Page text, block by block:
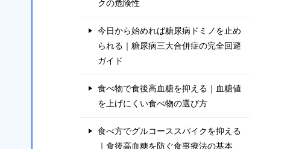
クの危険性
今日から始めれば糖尿病ドミノを止め
られる｜糖尿病三大合併症の完全回避
ガイド
食べ物で食後高血糖を抑える｜血糖値
を上げにくい食べ物の選び方
食べ方でグルコーススパイクを抑える
｜食後高血糖を防ぐ食事療法の基本